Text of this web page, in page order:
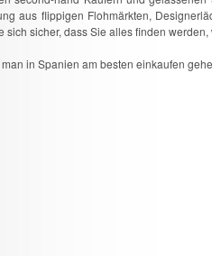
aus flippigen Flohmärkten,
sich sicher, dass Sie alles finden
in Spanien am besten einkaufen